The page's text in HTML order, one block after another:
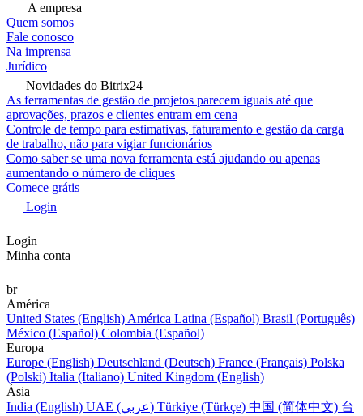
A empresa
Quem somos
Fale conosco
Na imprensa
Jurídico
Novidades do Bitrix24
As ferramentas de gestão de projetos parecem iguais até que
aprovações, prazos e clientes entram em cena
Controle de tempo para estimativas, faturamento e gestão da carga
de trabalho, não para vigiar funcionários
Como saber se uma nova ferramenta está ajudando ou apenas
aumentando o número de cliques
Comece grátis
Login
Login
Minha conta
br
América
United States (English) América Latina (Español) Brasil (Português)
México (Español) Colombia (Español)
Europa
Europe (English) Deutschland (Deutsch) France (Français) Polska
(Polski) Italia (Italiano) United Kingdom (English)
Ásia
India (English)
UAE (عربي) Türkiye (Türkçe) 中国 (简体中文) 台